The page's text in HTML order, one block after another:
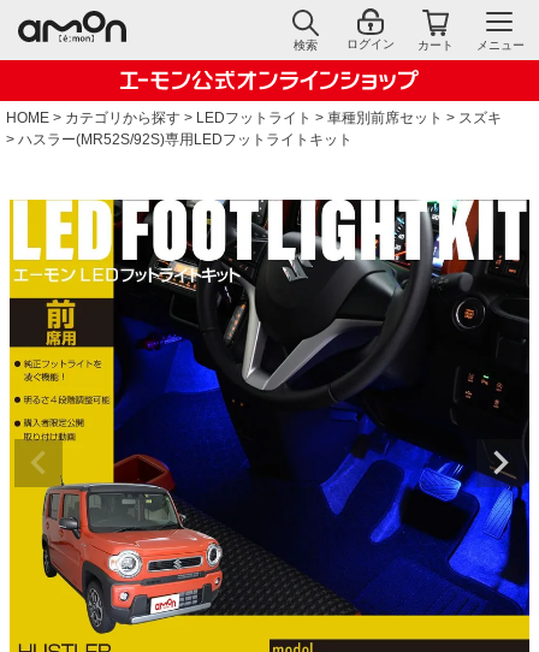
検索 ログイン カート メニュー
HOME カテゴリから探す LEDフットライト 車種別前席セット
スズキ
ハスラー(MR52S/92S)専用LEDフットライトキット